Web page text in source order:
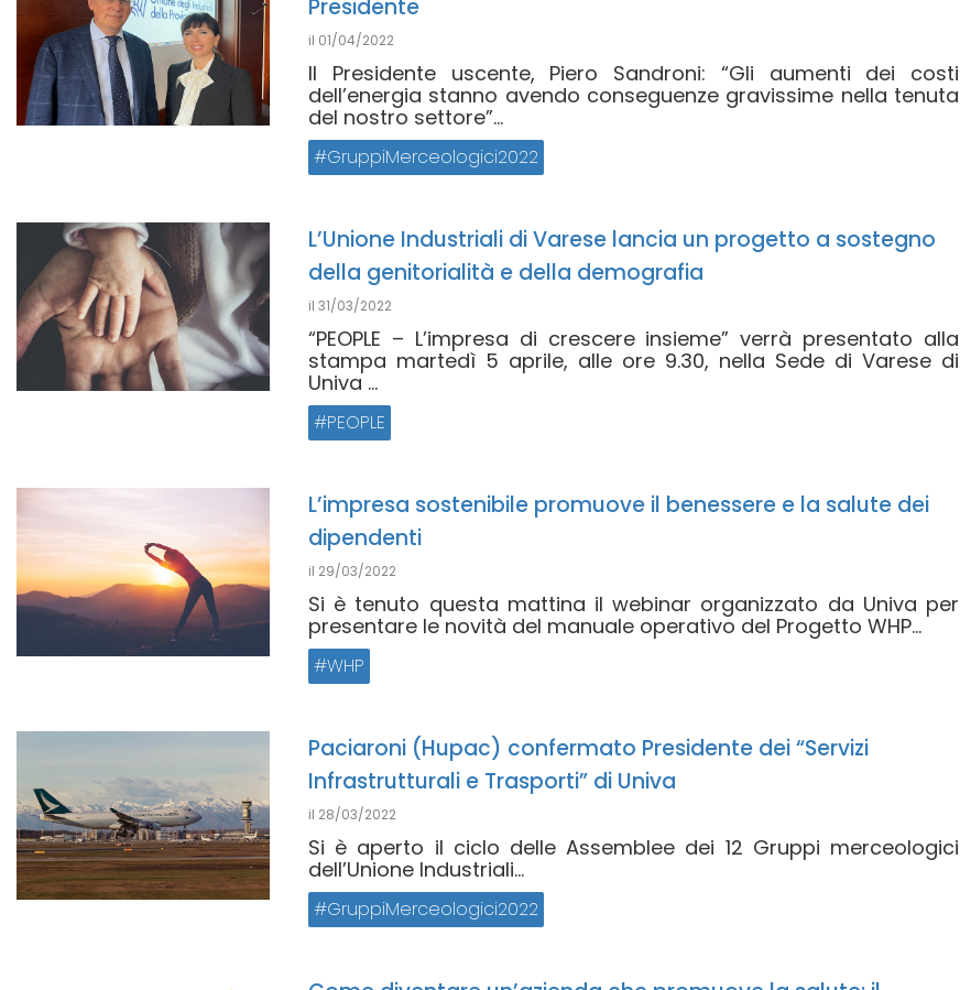
Presidente
il 01/04/2022
Il Presidente uscente, Piero Sandroni: “Gli aumenti dei costi
dell’energia stanno avendo conseguenze gravissime nella tenuta
del nostro settore”...
GruppiMerceologici2022
L’Unione Industriali di Varese lancia un progetto a sostegno
della genitorialità e della demografia
il 31/03/2022
“PEOPLE – L’impresa di crescere insieme” verrà presentato alla
stampa martedì 5 aprile, alle ore 9.30, nella Sede di Varese di
Univa ...
PEOPLE
L’impresa sostenibile promuove il benessere e la salute dei
dipendenti
il 29/03/2022
Si è tenuto questa mattina il webinar organizzato da Univa per
presentare le novità del manuale operativo del Progetto WHP...
WHP
Paciaroni (Hupac) confermato Presidente dei “Servizi
Infrastrutturali e Trasporti” di Univa
il 28/03/2022
Si è aperto il ciclo delle Assemblee dei 12 Gruppi merceologici
dell’Unione Industriali...
GruppiMerceologici2022